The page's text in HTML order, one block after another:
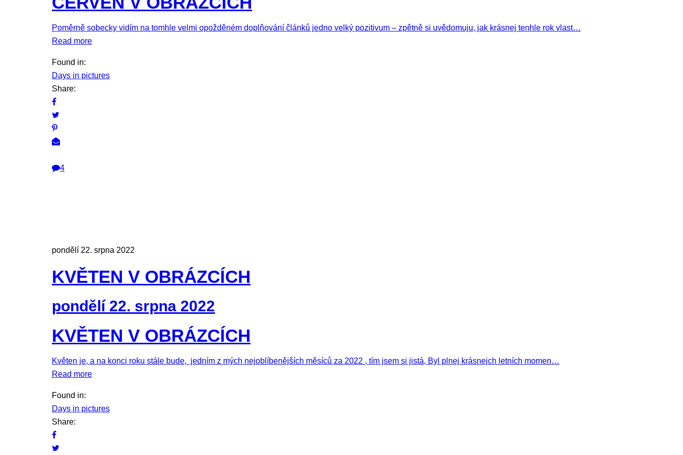
Poměrně sobecky vidím na tomhle velmi opožděném doplňování článků jedno velký pozitivum – zpětně si uvědomuju, jak krásnej tenhle rok vlast…
Read more
Found in:
Days in pictures
Share:
4
pondělí 22. srpna 2022
KVĚTEN V OBRÁZCÍCH
pondělí 22. srpna 2022
KVĚTEN V OBRÁZCÍCH
Květen je, a na konci roku stále bude, jedním z mých nejoblíbenějších měsíců za 2022 , tím jsem si jistá, Byl plnej krásnejch letních momen…
Read more
Found in:
Days in pictures
Share: